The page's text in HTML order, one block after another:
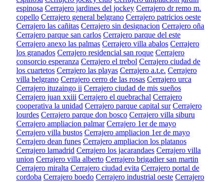
espinosa Cerrajero jardines del jockey Cerrajero dr remo m.
copello Cerrajero general belgrano Cerrajero patricios oeste
Cerrajero las cañitas Cerrajero sin designacion Cerrajero oña
Cerrajero parque san carlos Cerrajero parque del este
Cerrajero anexo las palmas Cerrajero villa abalos Cerrajero
los granados Cerrajero residencial san roque Cerrajero
consorcio esperanza Cerrajero el trebol Cerrajero ciudad de
los cuartetos Cerrajero las playas Cerrajero a.t.e. Cerrajero
villa belgrano Cerrajero cerro de las rosas Cerrajero urca
Cerrajero ituzaingo ii Cerrajero ciudad de mis sueños
Cerrajero juan xxiii Cerrajero el quebrachal Cerrajero
cooperativa la unidad Cerrajero parque capital sur Cerrajero
lourdes Cerrajero parque don bosco Cerrajero villa siburu
Cerrajero ampliacion palmar Cerrajero 1er de mayo
Cerrajero villa bustos Cerrajero ampliacion 1er de mayo
Cerrajero dean funes Cerrajero ampliacion los platanos
Cerrajero lamadrid Cerrajero los jacarandaes Cerrajero villa
union Cerrajero villa alberto Cerrajero brigadier san martin
Cerrajero miralta Cerrajero ciudad evita Cerrajero portal de
cordoba Cerrajero boedo Cerrajero industrial oeste Cerrajero